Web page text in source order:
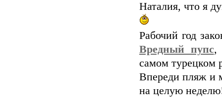
Наталия, что я
Рабочий год
Вредный пупс,
самом турецком
Впереди пляж и
на целую